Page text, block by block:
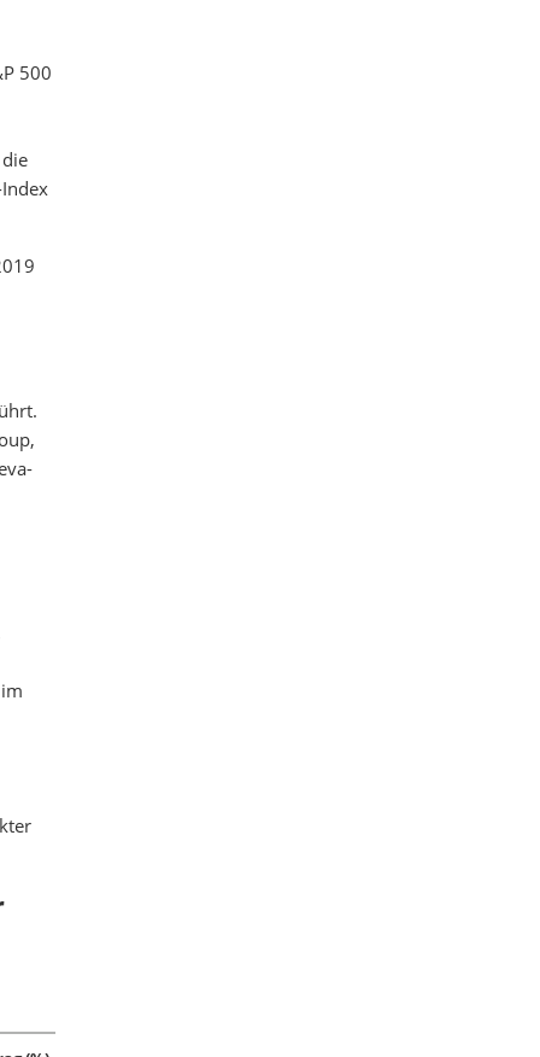
500